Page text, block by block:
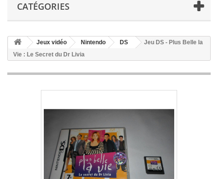
CATÉGORIES
Jeux vidéo Nintendo DS
Jeu DS - Plus Belle la
Vie : Le Secret du Dr Livia